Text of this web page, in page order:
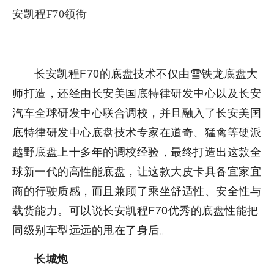
长安凯程F70的底盘技术不仅由雪铁龙底盘大
师打造，还经由长安美国底特律研发中心以及长安
汽车全球研发中心联合调校，并且融入了长安美国
底特律研发中心底盘技术专家在道奇、猛禽等硬派
越野底盘上十多年的调校经验，最终打造出这款全
球新一代的高性能底盘，让这款大皮卡具备宜家宜
商的行驶质感，而且兼顾了乘坐舒适性、安全性与
载货能力。可以说长安凯程F70优秀的底盘性能把
同级别车型远远的甩在了身后。
长城炮